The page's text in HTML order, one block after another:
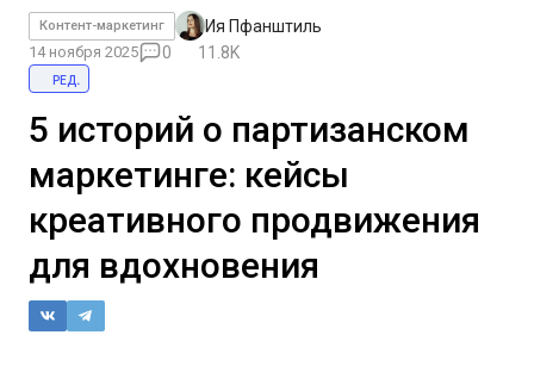
Контент-маркетинг Ия Пфанштиль
14 ноября 2025 0
11.8K
ред.
5 историй о партизанском
маркетинге: кейсы
креативного продвижения
для вдохновения